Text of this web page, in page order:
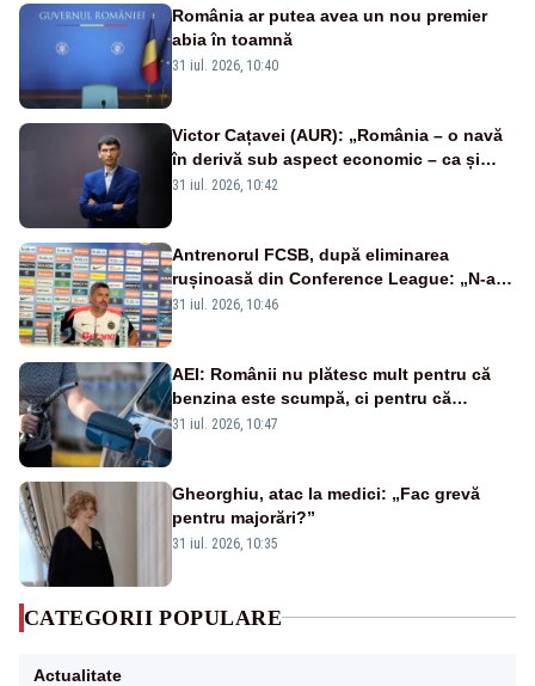
România ar putea avea un nou premier
abia în toamnă
31 iul. 2026, 10:40
Victor Cațavei (AUR): „România – o navă
în derivă sub aspect economic – ca și
rezultat al guvernărilor din ultimii 36 de
31 iul. 2026, 10:42
Antrenorul FCSB, după eliminarea
rușinoasă din Conference League: „N-ai
cum să nu scoți în evidență și lucrurile
31 iul. 2026, 10:46
AEI: Românii nu plătesc mult pentru că
benzina este scumpă, ci pentru că
benzina ieftină e taxată scump
31 iul. 2026, 10:47
Gheorghiu, atac la medici: „Fac grevă
pentru majorări?”
31 iul. 2026, 10:35
CATEGORII POPULARE
Actualitate